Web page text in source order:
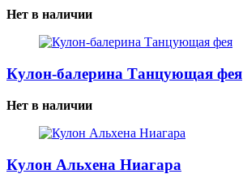
Нет в наличии
Кулон-балерина Танцующая фея
Нет в наличии
Кулон Альхена Ниагара